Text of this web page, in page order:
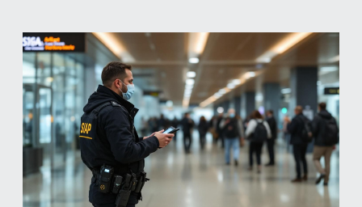
Avant toute implémentation de...